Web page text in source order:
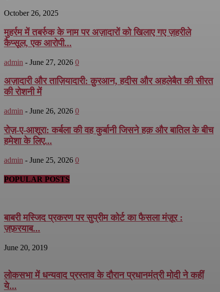
October 26, 2025
मुहर्रम में तबर्रुक के नाम पर अज़ादारों को खिलाए गए ज़हरीले
कैप्सूल, एक आरोपी...
admin - June 27, 2026 0
अज़ादारी और ताज़ियादारी: क़ुरआन, हदीस और अहलेबैत की सीरत
की रोशनी में
admin - June 26, 2026 0
रोज़-ए-आशूरा: कर्बला की वह कुर्बानी जिसने हक़ और बातिल के बीच
हमेशा के लिए...
admin - June 25, 2026 0
POPULAR POSTS
बाबरी मस्जिद प्रकरण पर सुप्रीम कोर्ट का फैसला मंज़ूर :
ज़फ़रयाब...
June 20, 2019
लोकसभा में धन्यवाद प्रस्ताव के दौरान प्रधानमंत्री मोदी ने कहीं
ये...